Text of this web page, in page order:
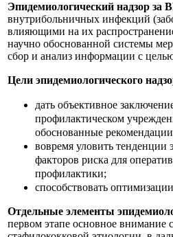
Эпидемиологический надзор за
внутрибольничных инфекций
влияющими на их
научно обоснованной системы
сбор и анализ информации с
Цели эпидемиологического
дать объективное
профилактическом
обоснованные
вовремя уловить
факторов риска для
профилактики;
способствовать
Отдельные элементы
первом этапе основное внимание